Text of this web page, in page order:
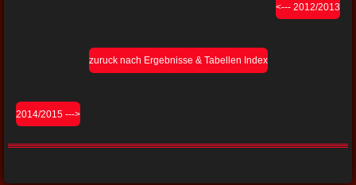
<--- 2012/2013
zuruck nach Ergebnisse & Tabellen Index
2014/2015 --->